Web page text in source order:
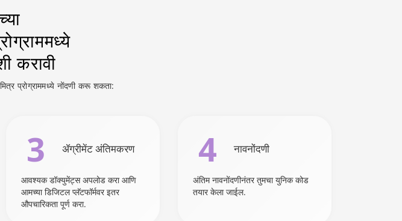
करावी
प्रोग्राममध्ये नोंदणी करू शकता:
3 ॲग्रीमेंट अंतिमकरण
आवश्यक डॉक्युमेंट्स अपलोड करा आणि
आमच्या डिजिटल प्लॅटफॉर्मवर इतर
औपचारिकता पूर्ण करा.
4 नावनोंदणी
अंतिम नावनोंदणीनंतर तुमचा युनिक कोड
तयार केला जाईल.